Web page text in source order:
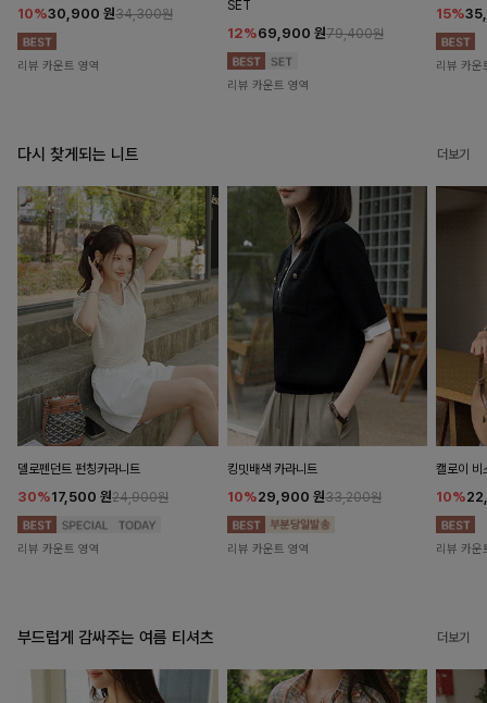
10%30,900 원34,300원
리뷰 카운트 영역
SET
12%69,900 원79,400원
리뷰 카운트 영역
15%
리뷰 카운
다시 찾게되는 니트 더보기
델로펜던트 펀칭카라니트
30%17,500 원24,900원
리뷰 카운트 영역
킹밋배색 카라니트
10%29,900 원33,200원
리뷰 카운트 영역
캘로이 비
10%
리뷰 카운
부드럽게 감싸주는 여름 티셔츠 더보기